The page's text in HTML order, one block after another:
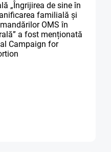
„Îngrijirea de sine în
familială și
OMS în
a fost menționată
Campaign for